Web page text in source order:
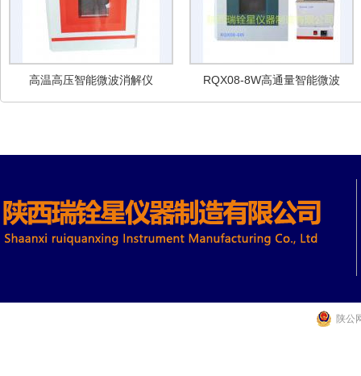
高温高压智能微波消解仪
RQX08-8W高通量智能微波
消解仪
陕公